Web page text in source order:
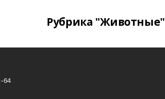
Рубрика "Животные"
64